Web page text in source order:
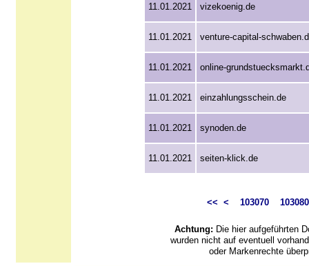
11.01.2021 vizekoenig.de
11.01.2021 venture-capital-
11.01.2021 online-
11.01.2021 einzahlungsschein.de
11.01.2021 synoden.de
11.01.2021 seiten-klick.de
<< < 103070 103080
Achtung: Die hier aufgeführten
wurden nicht auf eventuell
oder Markenrechte